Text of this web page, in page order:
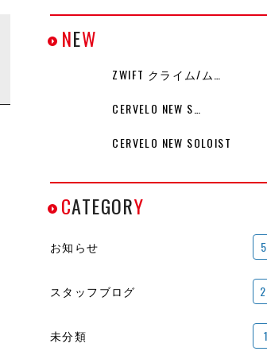
NEW
ZWIFT クライム/ム…
CERVELO NEW S…
CERVELO NEW SOLOIST
CATEGORY
お知らせ
スタッフブログ
未分類 1